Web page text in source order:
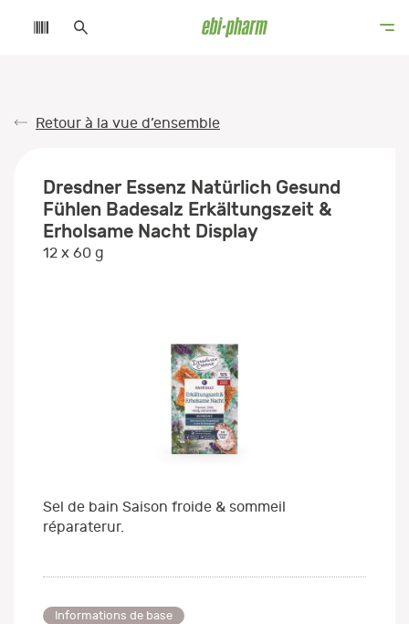
Retour à la vue d’ensemble
Dresdner Essenz Natürlich Gesund
Fühlen Badesalz Erkältungszeit &
Erholsame Nacht Display
12 x 60 g
Sel de bain Saison froide & sommeil
réparaterur.
Informations de base